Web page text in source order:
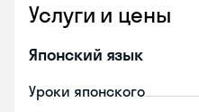
Услуги и цены
Японский язык
Уроки японского